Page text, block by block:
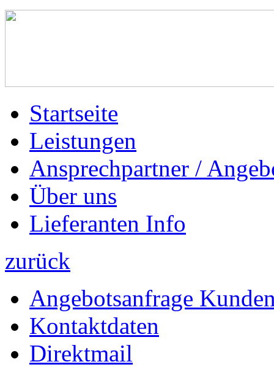
Startseite
Leistungen
Ansprechpartner /
Über uns
Lieferanten Info
zurück
Angebotsanfrage
Kontaktdaten
Direktmail